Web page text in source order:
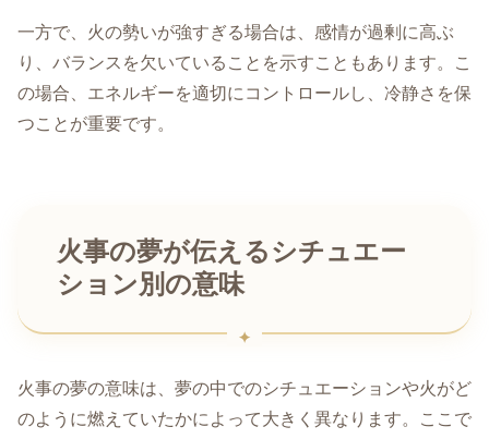
一方で、火の勢いが強すぎる場合は、感情が過剰に高ぶ
り、バランスを欠いていることを示すこともあります。こ
の場合、エネルギーを適切にコントロールし、冷静さを保
つことが重要です。
火事の夢が伝えるシチュエー
ション別の意味
火事の夢の意味は、夢の中でのシチュエーションや火がど
のように燃えていたかによって大きく異なります。ここで